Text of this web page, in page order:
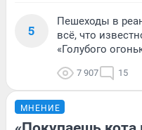
5
Пешеходы в
всё, что
«Голубого
7 907 15
МНЕНИЕ